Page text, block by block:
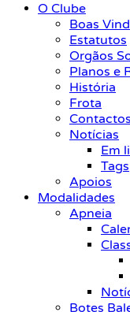
O Clube
Boas
Estatutos
Orgãos
Planos e
História
Frota
Contactos
Notícias
Em
Tags
Apoios
Modalidades
Apneia
Botes